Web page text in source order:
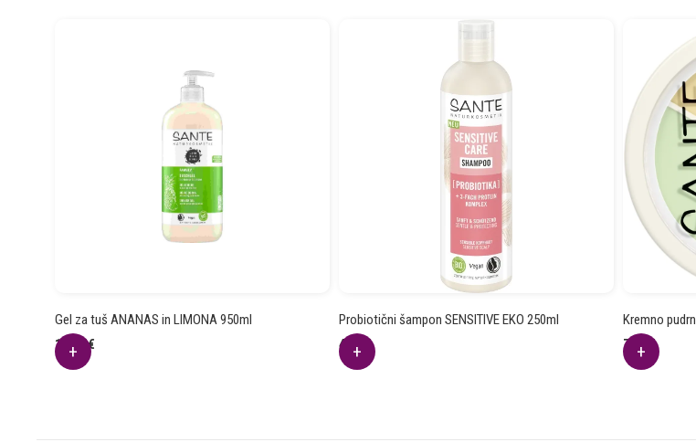
Gel za tuš ANANAS in LIMONA 950ml
14.25€
Probiotični šampon SENSITIVE EKO 250ml
4.59
€
Kremno
7.09
€